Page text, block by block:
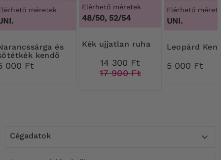
méretek
és
kendő
000 Ft
Elérhető méretek
48/50, 52/54
Kék ujjatlan ruha
14 300 Ft
17 900 Ft
Elérhető
UNI.
Leopárd
5 000 Ft
Cégadatok 